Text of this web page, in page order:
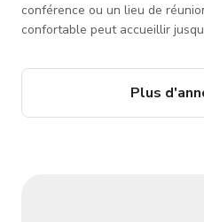
conférence ou un lieu de
confortable peut accueillir jusqu'à 35
Chapel ou Winchester Room.
autre annonce pour un espace
Plus